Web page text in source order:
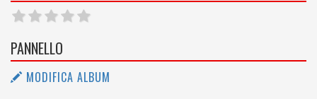
PANNELLO
MODIFICA ALBUM